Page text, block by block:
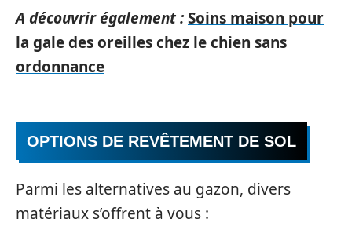
A découvrir également :Soins maison pour
la gale des oreilles chez le chien sans
ordonnance
OPTIONS DE REVÊTEMENT DE SOL
Parmi les alternatives au gazon, divers
matériaux s’offrent à vous :